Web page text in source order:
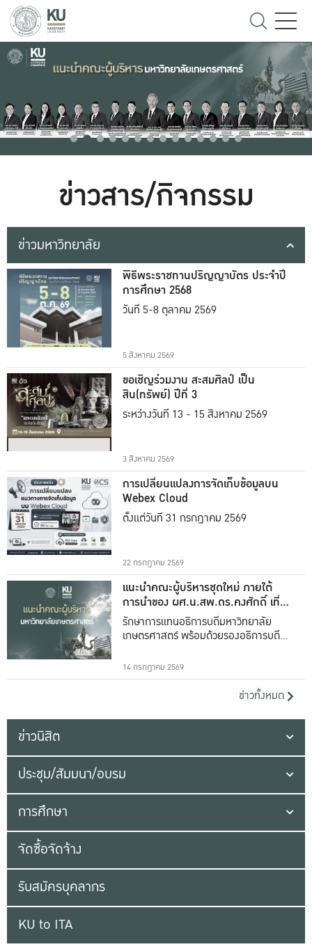
ข่าวสาร/กิจกรรม
ข่าวมหาวิทยาลัย
พิธีพระราชทานปริญญาบัตร ประจำปี
การศึกษา 2568
วันที่ 5-8 ตุลาคม 2569
5 สิงหาคม 2569
ขอเชิญร่วมงาน สะสมศิลป์ เป็น
สิน(ทรัพย์) ปีที่ 3
ระหว่างวันที่ 13 - 15 สิงหาคม 2569
3 สิงหาคม 2569
การเปลี่ยนแปลงการจัดเก็บข้อมูลบน
Webex Cloud
ตั้งแต่วันที่ 31 กรกฎาคม 2569
22 กรกฎาคม 2569
แนะนำคณะผู้บริหารชุดใหม่ ภายใต้
การนำของ ผศ.น.สพ.ดร.คงศักดิ์ เที่ยง
ธรรม
รักษาการแทนอธิการบดีมหาวิทยาลัย
เกษตรศาสตร์ พร้อมด้วยรองอธิการบดีทั้ง
14 กรกฎาคม 2569
ข่าวทั้งหมด
ข่าวนิสิต
ประชุม/สัมมนา/อบรม
การศึกษา
จัดซื้อจัดจ้าง
รับสมัครบุคลากร
KU to ITA